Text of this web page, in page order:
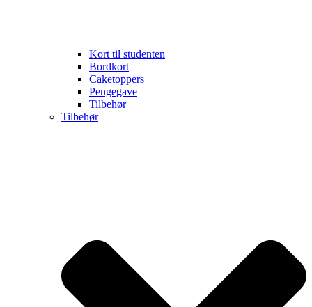
Kort til studenten
Bordkort
Caketoppers
Pengegave
Tilbehør
Tilbehør